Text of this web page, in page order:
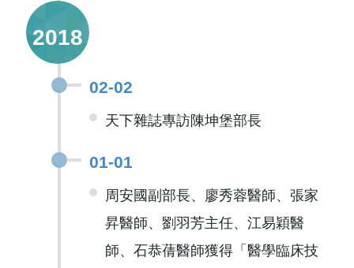
2018
02-02
天下雜誌專訪陳坤堡部長
01-01
周安國副部長、廖秀蓉醫師、張家
昇醫師、劉羽芳主任、江易穎醫
師、石恭蒨醫師獲得「醫學臨床技